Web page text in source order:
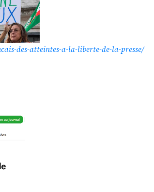
des-atteintes-a-la-liberte-de-la-presse/